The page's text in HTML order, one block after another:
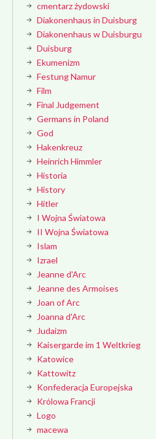
cmentarz żydowski
Diakonenhaus in Duisburg
Diakonenhaus w Duisburgu
Duisburg
Ekumenizm
Festung Namur
Film
Final Judgement
Germans in Poland
God
Hakenkreuz
Heinrich Himmler
Historia
History
Hitler
I Wojna Światowa
II Wojna Światowa
Islam
Izrael
Jeanne d'Arc
Jeanne des Armoises
Joan of Arc
Joanna d'Arc
Judaizm
Kaisergarde im 1 Weltkrieg
Katowice
Kattowitz
Konfederacja Europejska
Królowa Francji
Logo
macewa